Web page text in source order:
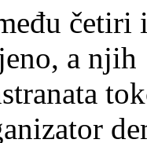
četiri
a